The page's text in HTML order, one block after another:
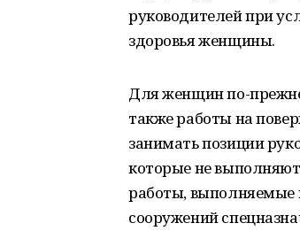
руководителей при
здоровья женщины.
Для женщин по-
также работы на
занимать позиции
которые не
работы, выполняемые
сооружений